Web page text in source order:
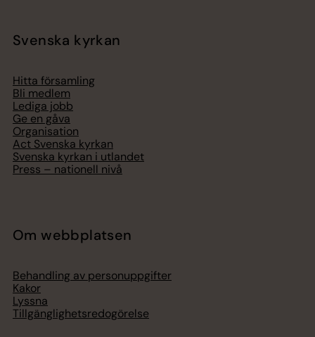
Svenska kyrkan
Hitta församling
Bli medlem
Lediga jobb
Ge en gåva
Organisation
Act Svenska kyrkan
Svenska kyrkan i utlandet
Press – nationell nivå
Om webbplatsen
Behandling av personuppgifter
Kakor
Lyssna
Tillgänglighetsredogörelse